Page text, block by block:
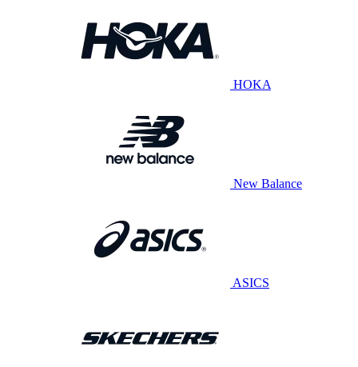
HOKA
New Balance
ASICS